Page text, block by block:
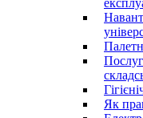
Як